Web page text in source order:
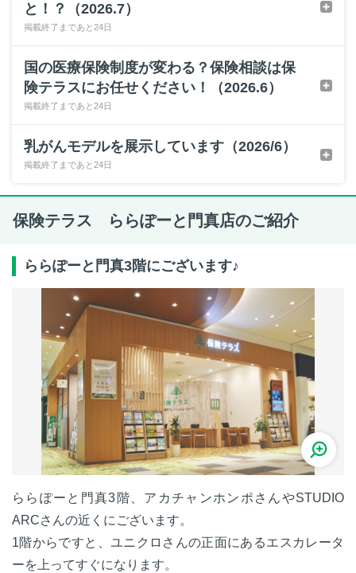
と！？（2026.7）
掲載終了まであと24日
国の医療保険制度が変わる？保険相談は保
険テラスにお任せください！（2026.6）
掲載終了まであと24日
乳がんモデルを展示しています（2026/6）
掲載終了まであと24日
保険テラス ららぽーと門真店のご紹介
ららぽーと門真3階にございます♪
ららぽーと門真3階、アカチャンホンポさんやSTUDIO
ARCさんの近くにございます。
1階からですと、ユニクロさんの正面にあるエスカレータ
ーを上ってすぐになります。